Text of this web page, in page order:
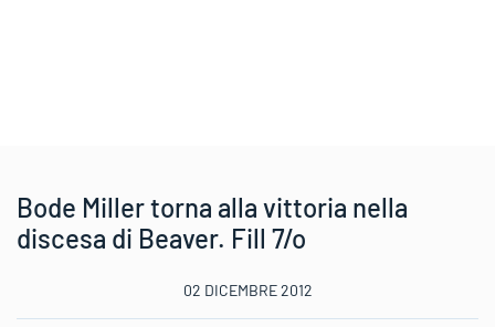
Bode Miller torna alla vittoria nella
discesa di Beaver. Fill 7/o
02 DICEMBRE 2012